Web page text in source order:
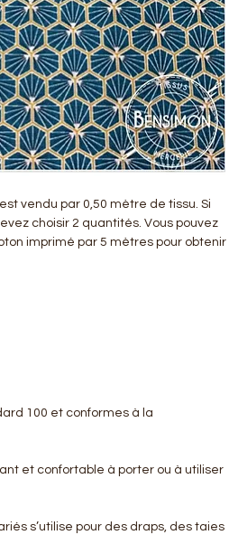
vendu par 0,50 mètre de tissu. Si
choisir 2 quantités. Vous pouvez
imprimé par 5 mètres pour obtenir
100 et conformes à la
et confortable à porter ou à utiliser
s’utilise pour des draps, des taies